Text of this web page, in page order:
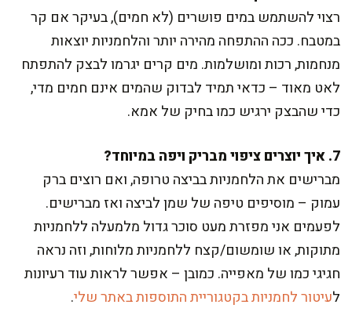
רצוי להשתמש במים פושרים (לא חמים), בעיקר אם קר
במטבח. ככה ההתפחה מהירה יותר והלחמניות יוצאות
מנחמות, רכות ומושלמות. מים קרים יגרמו לבצק להתפתח
לאט מאוד – כדאי תמיד לבדוק שהמים אינם חמים מדי,
כדי שהבצק ירגיש כמו בחיק של אמא.
7. איך יוצרים ציפוי מבריק ויפה במיוחד?
מברישים את הלחמניות בביצה טרופה, ואם רוצים ברק
עמוק – מוסיפים טיפה של שמן לביצה ואז מברישים.
לפעמים אני מפזרת מעט סוכר גדול מלמעלה ללחמניות
מתוקות, או שומשום/קצח ללחמניות מלוחות, וזה נראה
חגיגי כמו של מאפייה. כמובן – אפשר לראות עוד רעיונות
לעיטור לחמניות בקטגוריית התוספות באתר שלי.